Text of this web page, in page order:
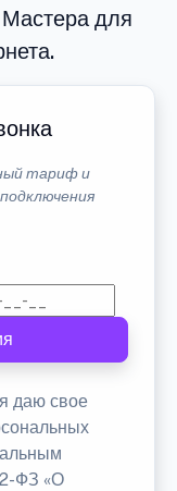
для
тариф и
даю свое
ФЗ «О